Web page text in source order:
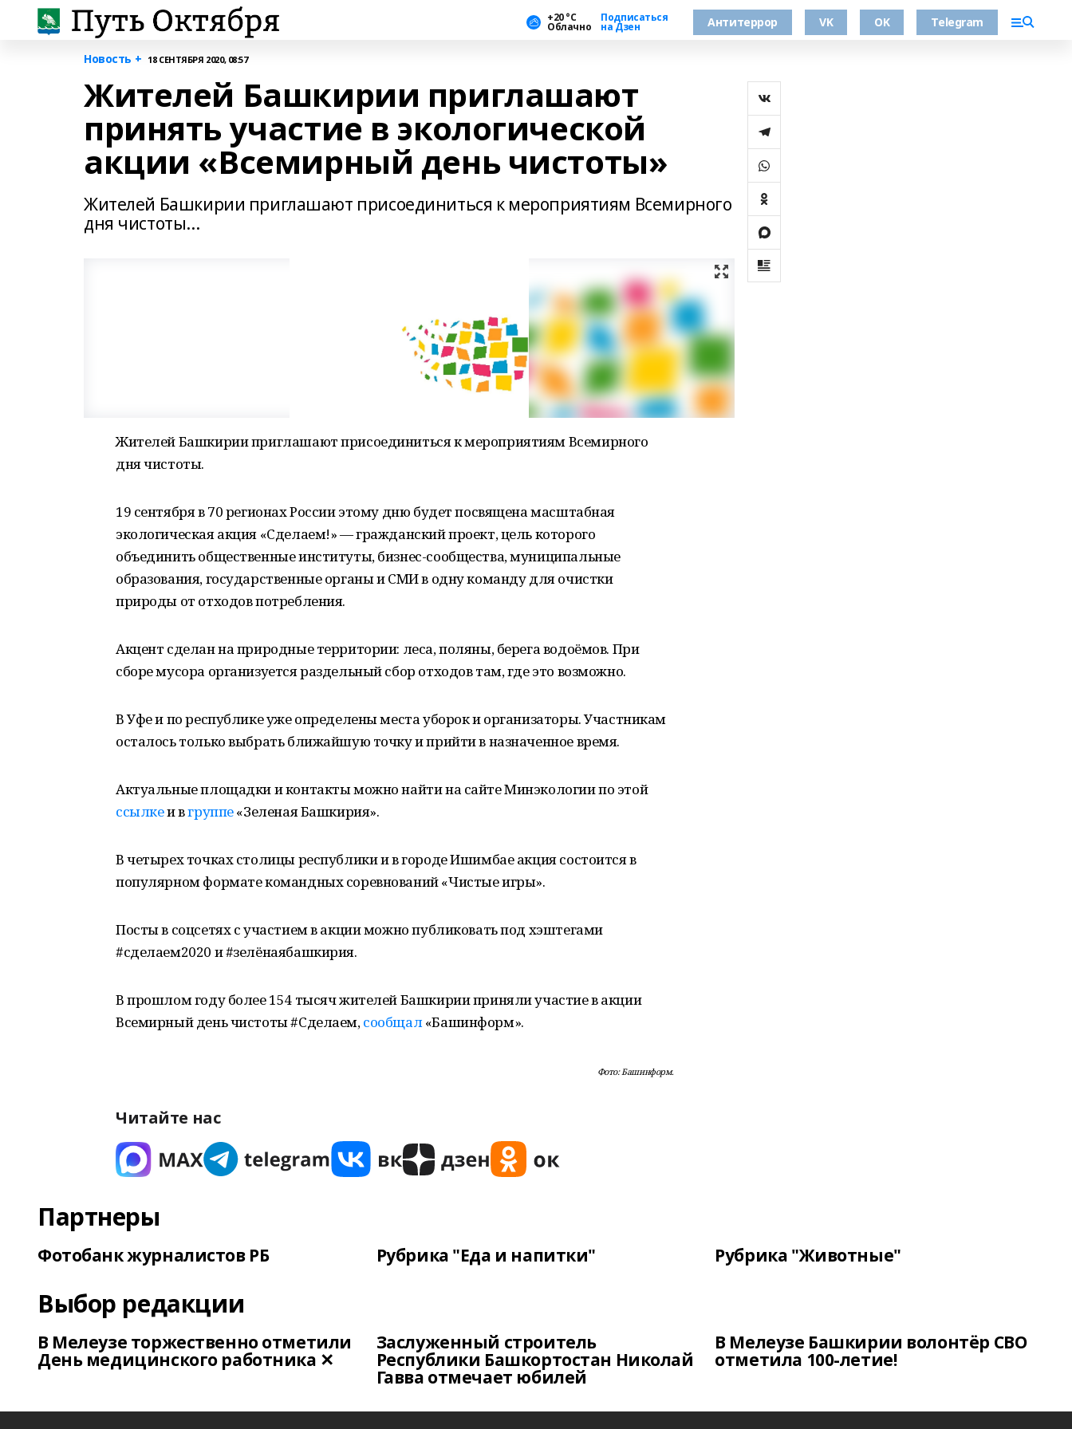
+20 °С
Облачно
Подписаться
на Дзен Антитеррор VK OK Telegram
Новость + 18 СЕНТЯБРЯ 2020, 08:57
Жителей Башкирии приглашают
принять участие в экологической
акции «Всемирный день чистоты»
Жителей Башкирии приглашают присоединиться к мероприятиям Всемирного
дня чистоты...
Жителей Башкирии приглашают присоединиться к мероприятиям Всемирного
дня чистоты.
19 сентября в 70 регионах России этому дню будет посвящена масштабная
экологическая акция «Сделаем!» — гражданский проект, цель которого
объединить общественные институты, бизнес-сообщества, муниципальные
образования, государственные органы и СМИ в одну команду для очистки
природы от отходов потребления.
Акцент сделан на природные территории: леса, поляны, берега водоёмов. При
сборе мусора организуется раздельный сбор отходов там, где это возможно.
В Уфе и по республике уже определены места уборок и организаторы. Участникам
осталось только выбрать ближайшую точку и прийти в назначенное время.
Актуальные площадки и контакты можно найти на сайте Минэкологии по этой
ссылкеи вгруппе«Зеленая Башкирия».
В четырех точках столицы республики и в городе Ишимбае акция состоится в
популярном формате командных соревнований «Чистые игры».
Посты в соцсетях с участием в акции можно публиковать под хэштегами
#сделаем2020 и #зелёнаябашкирия.
В прошлом году более 154 тысяч жителей Башкирии приняли участие в акции
Всемирный день чистоты #Сделаем,сообщал«Башинформ».
Фото: Башинформ.
Читайте нас
Партнеры
Фотобанк журналистов РБ Рубрика "Еда и напитки" Рубрика "Животные"
Выбор редакции
В Мелеузе торжественно отметили
День медицинского работника ✕
Заслуженный строитель
Республики Башкортостан Николай
Гавва отмечает юбилей
В Мелеузе Башкирии волонтёр СВО
отметила 100-летие!